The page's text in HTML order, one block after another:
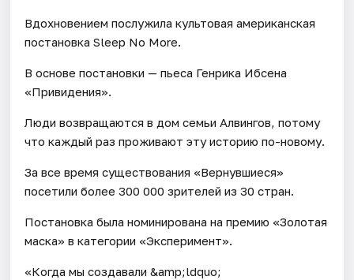
Вдохновением послужила культовая американская
постановка Sleep No More.
В основе постановки — пьеса Генрика Ибсена
«Привидения».
Люди возвращаются в дом семьи Алвингов, потому
что каждый раз проживают эту историю по-новому.
За все время существования «Вернувшиеся»
посетили более 300 000 зрителей из 30 стран.
Постановка была номинирована на премию «Золотая
маска» в категории «Эксперимент».
«Когда мы создавали &amp;ldquo;